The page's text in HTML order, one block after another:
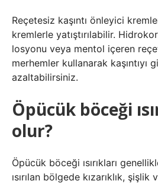
Reçetesiz kaşıntı önleyici
kremlerle yatıştırılabilir.
losyonu veya mentol içeren
merhemler kullanarak kaşıntıyı
azaltabilirsiniz.
Öpücük böceği
olur?
Öpücük böceği ısırıkları
ısırılan bölgede kızarıklık,